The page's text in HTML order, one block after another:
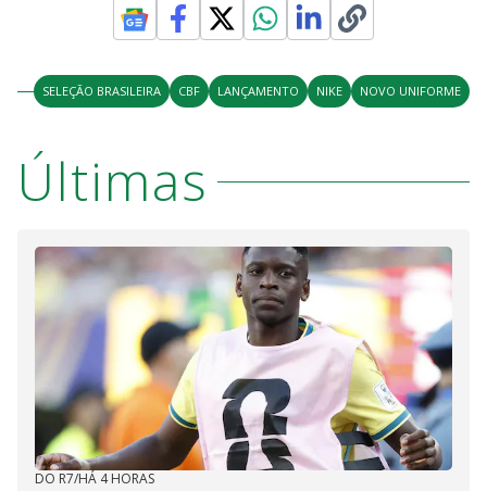
SELEÇÃO BRASILEIRA CBF LANÇAMENTO NIKE NOVO UNIFORME
Últimas
DO R7/HÁ 4 HORAS